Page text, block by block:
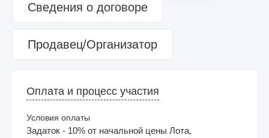
Сведения о договоре
Продавец/Организатор
Оплата и процесс участия
Условия оплаты
Задаток - 10% от начальной цены Лота,